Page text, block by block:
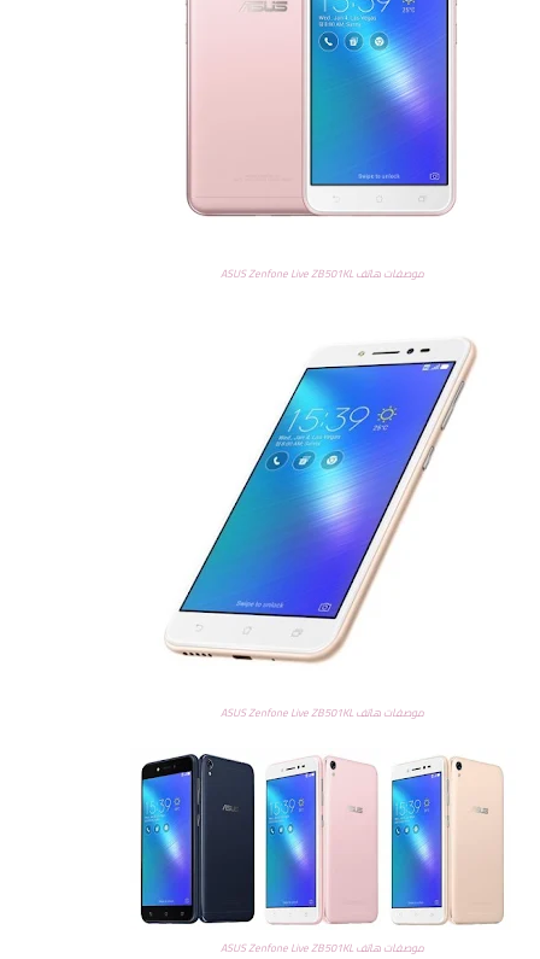
موصفات هاتف ASUS Zenfone Live ZB501KL
موصفات هاتف ASUS Zenfone Live ZB501KL
موصفات هاتف ASUS Zenfone Live ZB501KL